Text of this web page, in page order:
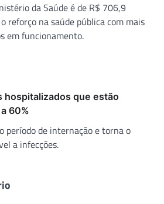
da Saúde é de R$ 706,9
reforço na saúde pública com mais
em funcionamento.
hospitalizados que estão
60%
período de internação e torna o
a infecções.